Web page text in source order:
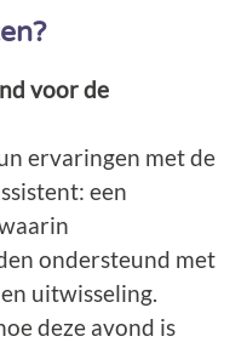
voor de
ervaringen met de
een
ondersteund met
uitwisseling.
deze avond is